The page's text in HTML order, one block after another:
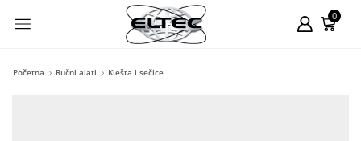
0
Početna Ručni alati Klešta i sečice